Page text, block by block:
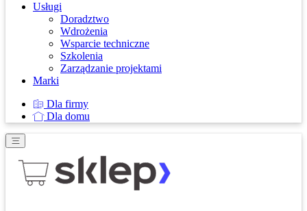
Usługi
Doradztwo
Wdrożenia
Wsparcie techniczne
Szkolenia
Zarządzanie projektami
Marki
Dla firmy
Dla domu